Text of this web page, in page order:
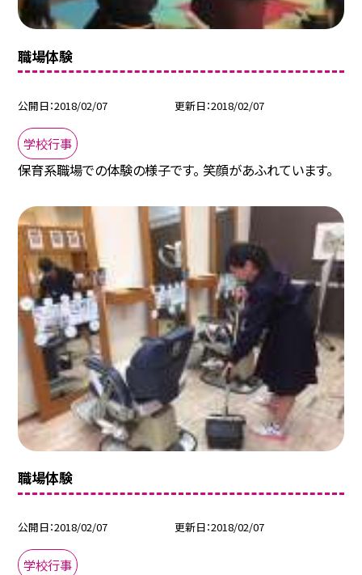
職場体験
公開日 2018/02/07 更新日 2018/02/07
学校行事
保育系職場での体験の様子です。 笑顔があふれています。
職場体験
公開日 2018/02/07 更新日 2018/02/07
学校行事